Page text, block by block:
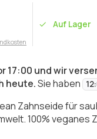
Auf Lager
17:00 und wir
heute.Sie haben 12:
Zahnseide für
100% veganes